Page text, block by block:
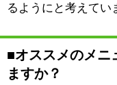
【中尾 幸子 スタイリスト】
なりたいとか、ここにいる
るいは、少し落ち込まれてい
たり。お客様のそうした部分